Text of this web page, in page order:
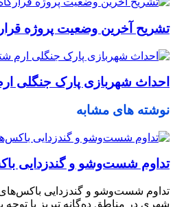
تشریح آخرین وضعیت پروژه قرارگاه مسکن ۱۹۲
احداث شهربازی پارک جنگلی
نوشته های مشابه
تداوم شست‌وشو و گندزدایی
تداوم شست‌وشو و گندزدایی
شهری در مناطق ده‌گانه تبریز با توجه